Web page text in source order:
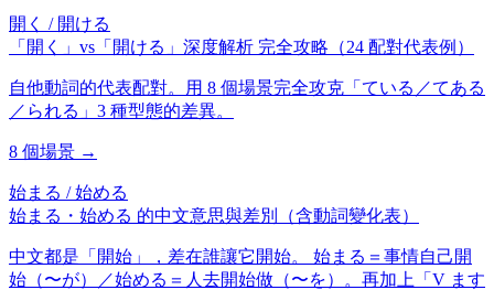
開く / 開ける
「開く」vs「開ける」深度解析 完全攻略（24 配對代表例）
自他動詞的代表配對。用 8 個場景完全攻克「ている／てある
／られる」3 種型態的差異。
8 個場景 →
始まる / 始める
始まる・始める 的中文意思與差別（含動詞變化表）
中文都是「開始」，差在誰讓它開始。 始まる＝事情自己開
始（〜が）／始める＝人去開始做（〜を）。再加上「V ます